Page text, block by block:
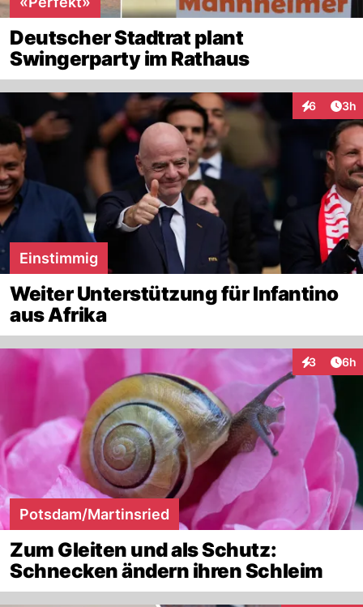
Deutscher Stadtrat plant
Swingerparty im Rathaus
6 3h
Einstimmig
Weiter Unterstützung für Infantino
aus Afrika
3 6h
Potsdam/Martinsried
Zum Gleiten und als Schutz:
Schnecken ändern ihren Schleim